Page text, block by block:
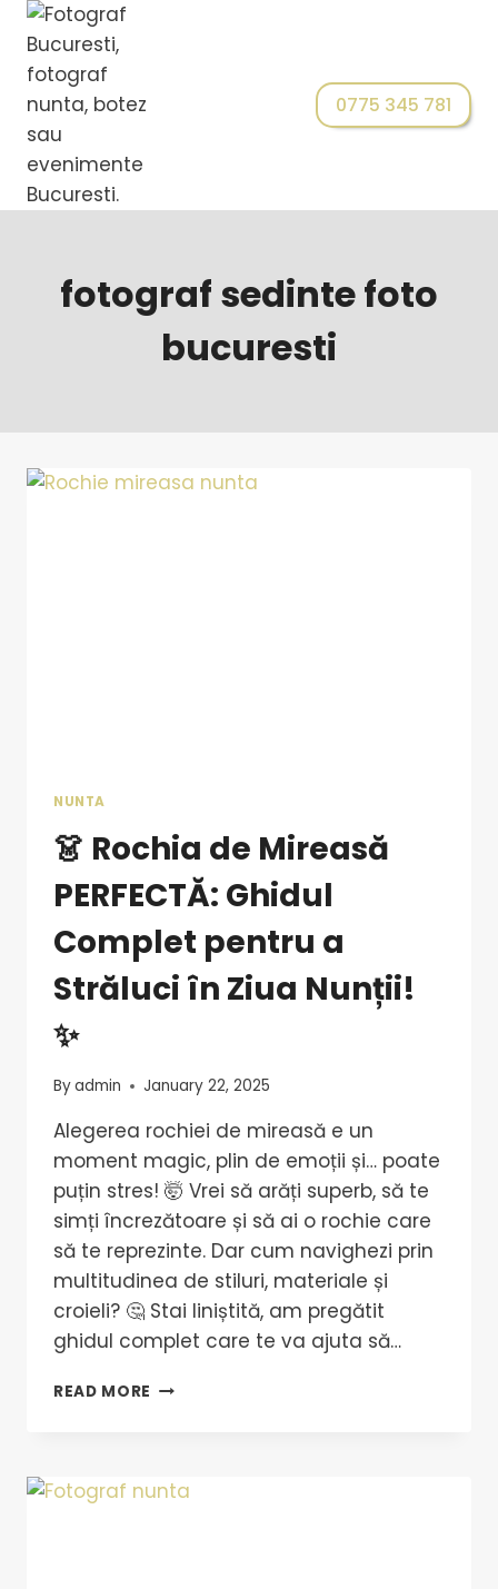
0775 345 781
fotograf sedinte foto
bucuresti
NUNTA
👗 Rochia de Mireasă
PERFECTĂ: Ghidul
Complet pentru a
Străluci în Ziua Nunții!
✨
Byadmin January 22, 2025
Alegerea rochiei de mireasă e un
moment magic, plin de emoții și… poate
puțin stres! 🤯 Vrei să arăți superb, să te
simți încrezătoare și să ai o rochie care
să te reprezinte. Dar cum navighezi prin
multitudinea de stiluri, materiale și
croieli? 🤔 Stai liniștită, am pregătit
ghidul complet care te va ajuta să…
READ MORE